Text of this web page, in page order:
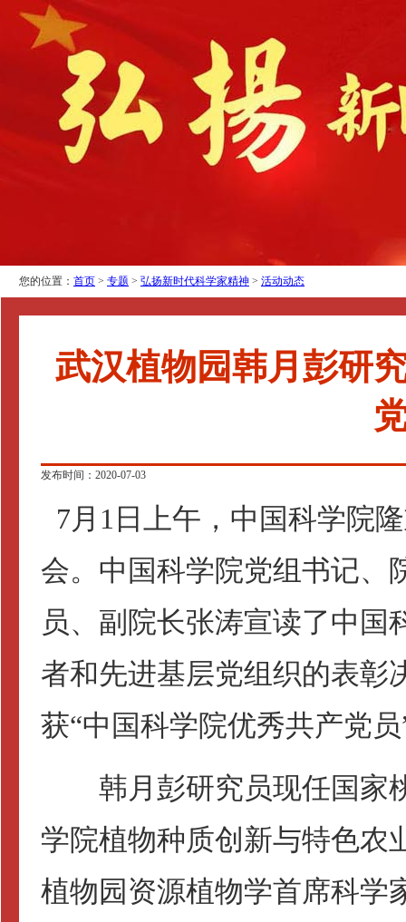
您的位置： 首页 > 专题 > 弘扬新时代科学家精神 > 活动动态
武汉植物园韩月彭研
发布时间：2020-07-03
7月 1 日上午，中国科学院
会。中国科学院党组书记、
员、副院长张涛宣读了中国
者和先进基层党组织的表彰
获“中国科学院优秀共产党
韩月彭研究员现任国家
学院植物种质创新与特色农
植物园资源植物学首席科学